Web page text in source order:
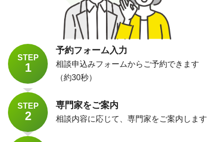
STEP
1
予約フォーム入力
相談申込みフォームからご予約できます
（約30秒）
STEP
2
専門家をご案内
相談内容に応じて、専門家をご案内します